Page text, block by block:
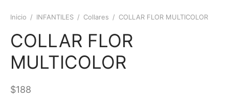
Inicio / INFANTILES / Collares / COLLAR FLOR MULTICOLOR
COLLAR FLOR
MULTICOLOR
$188